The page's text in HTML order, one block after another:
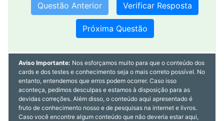
Questão Anterior
Próxima Questão
Aviso Importante: Nos esforçamos muito para que o conteúdo dos
cards e dos testes e conhecimento seja o mais correto possível. No
entanto, entendemos que erros podem ocorrer. Caso isso
aconteça, pedimos desculpas e estamos à disposição para as
devidas correções. Além disso, o conteúdo aqui apresentado é
fruto de conhecimento nosso e de pesquisas na internet e livros.
Caso você encontre algum conteúdo que não deveria estar aqui,